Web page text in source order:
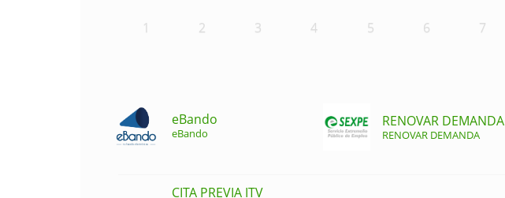
1 2 3 4 5 6 7
eBando
eBando
RENOVAR DEMANDA
RENOVAR DEMANDA
CITA PREVIA ITV